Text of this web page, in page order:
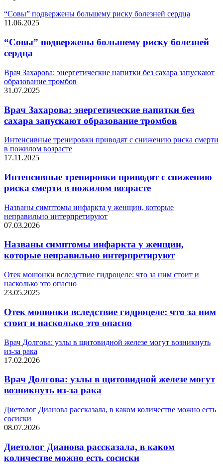
“Совы” подвержены большему риску болезней сердца
11.06.2025
“Совы” подвержены большему риску болезней
сердца
Врач Захарова: энергетические напитки без сахара запускают
образование тромбов
31.07.2025
Врач Захарова: энергетические напитки без
сахара запускают образование тромбов
Интенсивные тренировки приводят с снижению риска смерти
в пожилом возрасте
17.11.2025
Интенсивные тренировки приводят с снижению
риска смерти в пожилом возрасте
Названы симптомы инфаркта у женщин, которые
неправильно интерпретируют
07.03.2026
Названы симптомы инфаркта у женщин,
которые неправильно интерпретируют
Отек мошонки вследствие гидроцеле: что за ним стоит и
насколько это опасно
23.05.2025
Отек мошонки вследствие гидроцеле: что за ним
стоит и насколько это опасно
Врач Долгова: узлы в щитовидной железе могут возникнуть
из-за рака
17.02.2026
Врач Долгова: узлы в щитовидной железе могут
возникнуть из-за рака
Диетолог Дианова рассказала, в каком количестве можно есть
сосиски
08.07.2026
Диетолог Дианова рассказала, в каком
количестве можно есть сосиски